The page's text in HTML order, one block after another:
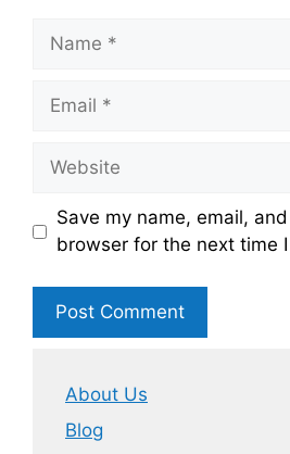
Name
Email
Website
Save my name, email,
browser for the next time
About Us
Blog